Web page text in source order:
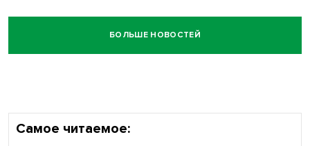
БОЛЬШЕ НОВОСТЕЙ
Самое читаемое: